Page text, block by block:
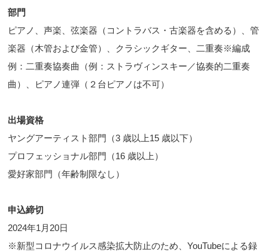
部門
ピアノ、声楽、弦楽器（コントラバス・古楽器を含める）、管
楽器（木管および金管）、クラシックギター、二重奏※編成
例：二重奏協奏曲（例：ストラヴィンスキー／協奏的二重奏
曲）、ピアノ連弾（２台ピアノは不可）
出場資格
ヤングアーティスト部門（3 歳以上15 歳以下）
プロフェッショナル部門（16 歳以上）
愛好家部門（年齢制限なし）
申込締切
2024年1月20日
※新型コロナウイルス感染拡大防止のため、YouTubeによる録